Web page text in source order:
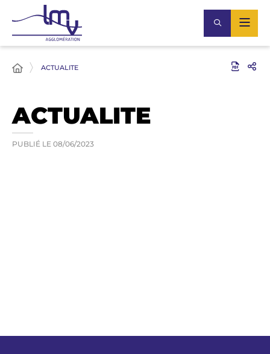
ACTUALITE
ACTUALITE
PUBLIÉ LE 08/06/2023